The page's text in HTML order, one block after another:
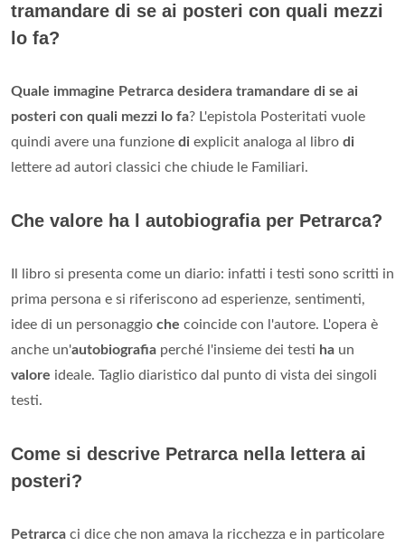
tramandare di se ai posteri con quali mezzi
lo fa?
Quale immagine Petrarca desidera tramandare di se ai
posteri con quali mezzi lo fa? L'epistola Posteritati vuole
quindi avere una funzione di explicit analoga al libro di
lettere ad autori classici che chiude le Familiari.
Che valore ha l autobiografia per Petrarca?
Il libro si presenta come un diario: infatti i testi sono scritti in
prima persona e si riferiscono ad esperienze, sentimenti,
idee di un personaggio che coincide con l'autore. L'opera è
anche un'autobiografia perché l'insieme dei testi ha un
valore ideale. Taglio diaristico dal punto di vista dei singoli
testi.
Come si descrive Petrarca nella lettera ai
posteri?
Petrarca ci dice che non amava la ricchezza e in particolare